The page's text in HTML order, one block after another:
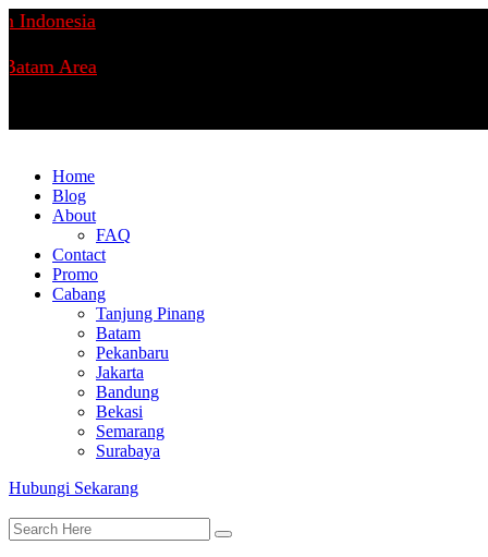
Area
Home
Blog
About
FAQ
Contact
Promo
Cabang
Tanjung Pinang
Batam
Pekanbaru
Jakarta
Bandung
Bekasi
Semarang
Surabaya
Hubungi Sekarang